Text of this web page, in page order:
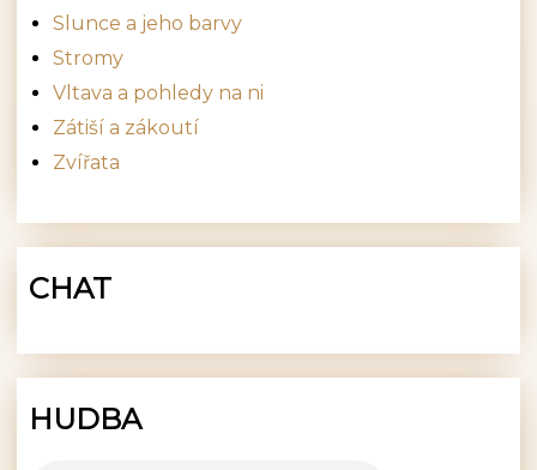
Slunce a jeho barvy
Stromy
Vltava a pohledy na ni
Zátiší a zákoutí
Zvířata
CHAT
HUDBA